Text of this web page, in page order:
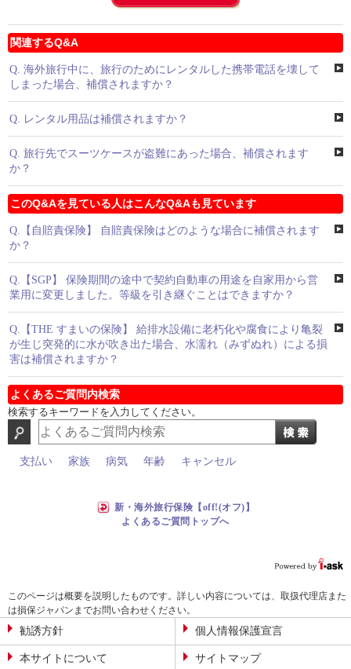
関連するQ&A
Q. 海外旅行中に、旅行のためにレンタルした携帯電話を壊して
しまった場合、補償されますか？
Q. レンタル用品は補償されますか？
Q. 旅行先でスーツケースが盗難にあった場合、補償されます
か？
このQ&Aを見ている人はこんなQ&Aも見ています
Q. 【自賠責保険】 自賠責保険はどのような場合に補償されます
か？
Q. 【SGP】 保険期間の途中で契約自動車の用途を自家用から営
業用に変更しました。等級を引き継ぐことはできますか？
Q. 【THE すまいの保険】 給排水設備に老朽化や腐食により亀裂
が生じ突発的に水が吹き出た場合、水濡れ（みずぬれ）による損
害は補償されますか？
よくあるご質問内検索
検索するキーワードを入力してください。
支払い 家族 病気 年齢 キャンセル
新・海外旅行保険【off!(オフ)】
よくあるご質問トップへ
このページは概要を説明したものです。詳しい内容については、取扱代理店また
は損保ジャパンまでお問い合わせください。
勧誘方針 個人情報保護宣言
本サイトについて サイトマップ